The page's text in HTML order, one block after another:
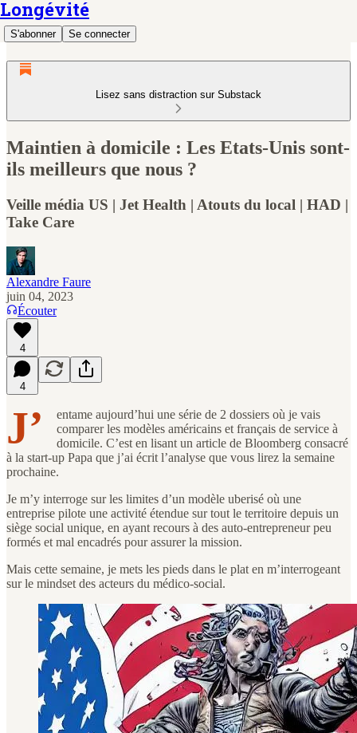
Longévité
S'abonner Se connecter
Lisez sans distraction sur Substack
Maintien à domicile : Les Etats-Unis sont-
ils meilleurs que nous ?
Veille média US | Jet Health | Atouts du local | HAD |
Take Care
Alexandre Faure
juin 04, 2023
Écouter
4
4
J’
entame aujourd’hui une série de 2 dossiers où je vais
comparer les modèles américains et français de service à
domicile. C’est en lisant un article de Bloomberg consacré
à la start-up Papa que j’ai écrit l’analyse que vous lirez la semaine
prochaine.
Je m’y interroge sur les limites d’un modèle uberisé où une
entreprise pilote une activité étendue sur tout le territoire depuis un
siège social unique, en ayant recours à des auto-entrepreneur peu
formés et mal encadrés pour assurer la mission.
Mais cette semaine, je mets les pieds dans le plat en m’interrogeant
sur le mindset des acteurs du médico-social.